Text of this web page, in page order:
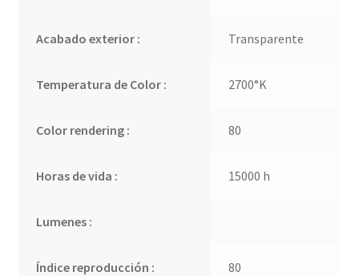
Acabado exterior : Transparente
Temperatura de Color : 2700°K
Color rendering : 80
Horas de vida : 15000 h
Lumenes :
Índice reproducción : 80